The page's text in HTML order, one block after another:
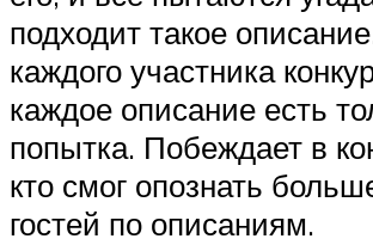
подходит такое
каждого участника
каждое описание есть
попытка. Побеждает в
кто смог опознать
гостей по описаниям.